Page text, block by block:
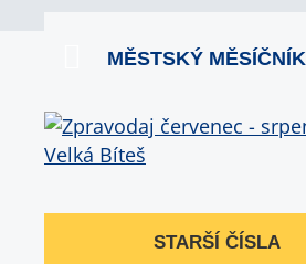
MĚSTSKÝ MĚSÍČNÍK
STARŠÍ ČÍSLA